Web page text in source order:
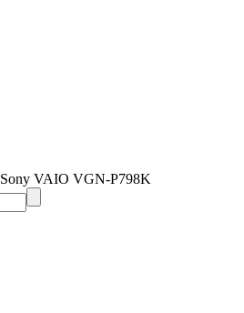
Sony VAIO VGN-P798K